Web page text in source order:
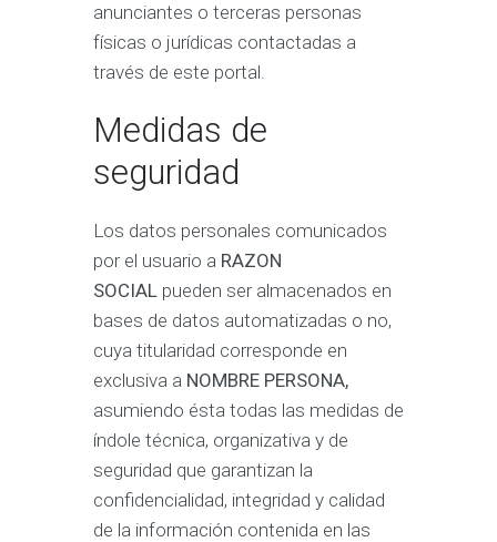
anunciantes o terceras personas
físicas o jurídicas contactadas a
través de este portal.
Medidas de
seguridad
Los datos personales comunicados
por el usuario a RAZON
SOCIAL pueden ser almacenados en
bases de datos automatizadas o no,
cuya titularidad corresponde en
exclusiva a NOMBRE PERSONA,
asumiendo ésta todas las medidas de
índole técnica, organizativa y de
seguridad que garantizan la
confidencialidad, integridad y calidad
de la información contenida en las